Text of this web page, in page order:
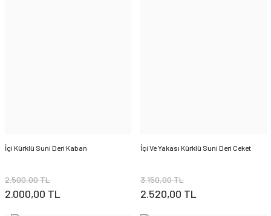
İçi Kürklü Suni Deri Kaban
2.500,00 TL
2.000,00 TL
İçi Ve Yakası Kürklü Suni Deri Ceket
3.150,00 TL
2.520,00 TL